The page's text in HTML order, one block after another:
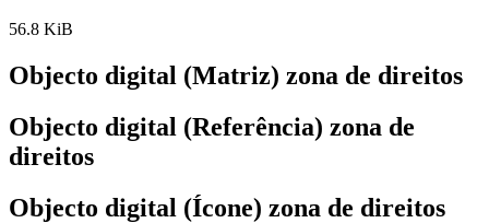
56.8 KiB
Objecto digital (Matriz) zona de direitos
Objecto digital (Referência) zona de
direitos
Objecto digital (Ícone) zona de direitos